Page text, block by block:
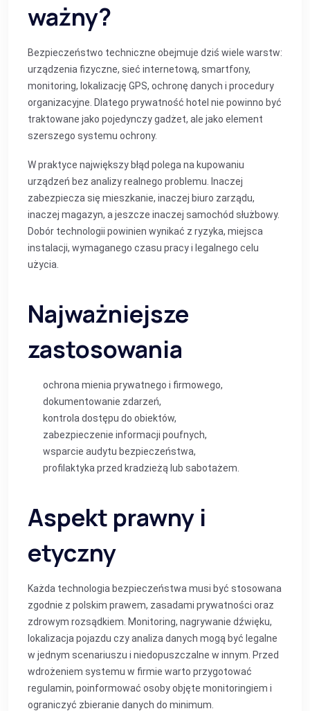
ważny?
Bezpieczeństwo techniczne obejmuje dziś wiele warstw:
urządzenia fizyczne, sieć internetową, smartfony,
monitoring, lokalizację GPS, ochronę danych i procedury
organizacyjne. Dlatego prywatność hotel nie powinno być
traktowane jako pojedynczy gadżet, ale jako element
szerszego systemu ochrony.
W praktyce największy błąd polega na kupowaniu
urządzeń bez analizy realnego problemu. Inaczej
zabezpiecza się mieszkanie, inaczej biuro zarządu,
inaczej magazyn, a jeszcze inaczej samochód służbowy.
Dobór technologii powinien wynikać z ryzyka, miejsca
instalacji, wymaganego czasu pracy i legalnego celu
użycia.
Najważniejsze
zastosowania
ochrona mienia prywatnego i firmowego,
dokumentowanie zdarzeń,
kontrola dostępu do obiektów,
zabezpieczenie informacji poufnych,
wsparcie audytu bezpieczeństwa,
profilaktyka przed kradzieżą lub sabotażem.
Aspekt prawny i
etyczny
Każda technologia bezpieczeństwa musi być stosowana
zgodnie z polskim prawem, zasadami prywatności oraz
zdrowym rozsądkiem. Monitoring, nagrywanie dźwięku,
lokalizacja pojazdu czy analiza danych mogą być legalne
w jednym scenariuszu i niedopuszczalne w innym. Przed
wdrożeniem systemu w firmie warto przygotować
regulamin, poinformować osoby objęte monitoringiem i
ograniczyć zbieranie danych do minimum.